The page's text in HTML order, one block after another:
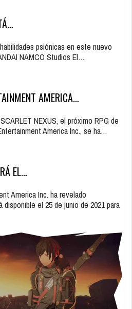
psiónicas en este nuevo
NAMCO Studios El…
AMERICA…
NEXUS, el próximo RPG de
America Inc., se ha…
EL…
America Inc. ha revelado
disponible el 25 de junio de 2021 para